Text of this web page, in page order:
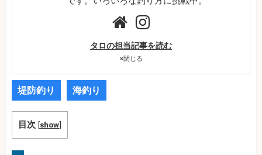
タロの担当記事を読む
×閉じる
堤防釣り 海釣り
目次 [show]